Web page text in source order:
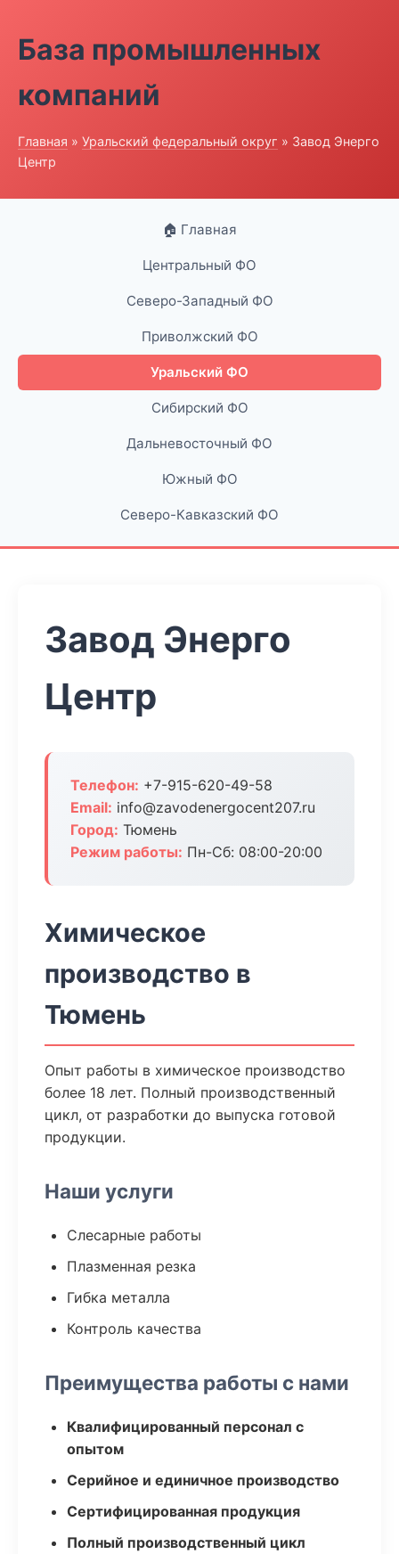
База промышленных
компаний
Главная » Уральский федеральный округ » Завод Энерго
Центр
🏠 Главная
Центральный ФО
Северо-Западный ФО
Приволжский ФО
Уральский ФО
Сибирский ФО
Дальневосточный ФО
Южный ФО
Северо-Кавказский ФО
Завод Энерго
Центр
Телефон: +7-915-620-49-58
Email: info@zavodenergocent207.ru
Город: Тюмень
Режим работы: Пн-Сб: 08:00-20:00
Химическое
производство в
Тюмень
Опыт работы в химическое производство
более 18 лет. Полный производственный
цикл, от разработки до выпуска готовой
продукции.
Наши услуги
Слесарные работы
Плазменная резка
Гибка металла
Контроль качества
Преимущества работы с нами
Квалифицированный персонал с
опытом
Серийное и единичное производство
Сертифицированная продукция
Полный производственный цикл